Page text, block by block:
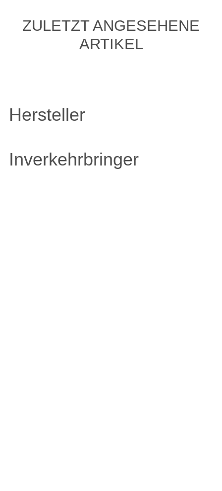
ZULETZT ANGESEHENE
ARTIKEL
Hersteller
Inverkehrbringer